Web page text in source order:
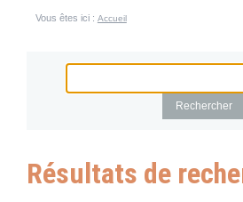
Vous êtes ici : Accueil
Résultats de